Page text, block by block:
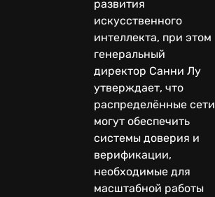
развития
искусственного
интеллекта, при этом
генеральный
директор Санни Лу
утверждает, что
распределённые сети
могут обеспечить
системы доверия и
верификации,
необходимые для
масштабной работы